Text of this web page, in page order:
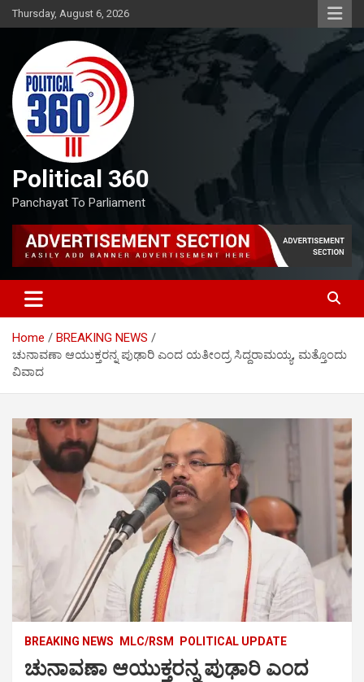
Skip
to
Thursday, August 6, 2026
Political 360
Panchayat To Parliament
Home
BREAKING NEWS
ಚುನಾವಣಾ ಆಯುಕ್ತರನ್ನ ಪುಢಾರಿ ಎಂದ ಯತೀಂದ್ರ ಸಿದ್ದರಾಮಯ್ಯ, ಮತ್ತೊಂದು
ವಿವಾದ
BREAKING NEWS MLC/RSM POLITICAL UPDATE
ಚುನಾವಣಾ ಆಯುಕ್ತರನ್ನ ಪುಢಾರಿ ಎಂದ